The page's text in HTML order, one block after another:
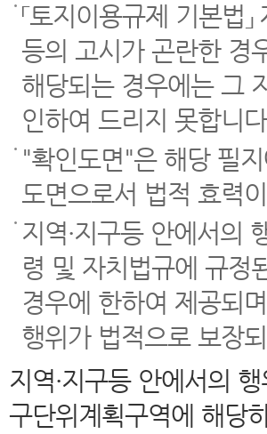
「토지이용규제 기본법
등의 고시가 곤란한 경
해당되는 경우에는 그
인하여 드리지 못합니
"확인도면"은 해당 필
도면으로서 법적 효력
지역·지구등 안에서의
령 및 자치법규에 규정
경우에 한하여 제공되
행위가 법적으로 보장
지역·지구등 안에서의
구단위계획구역에 해당